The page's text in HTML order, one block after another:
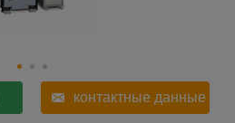
контактные данные